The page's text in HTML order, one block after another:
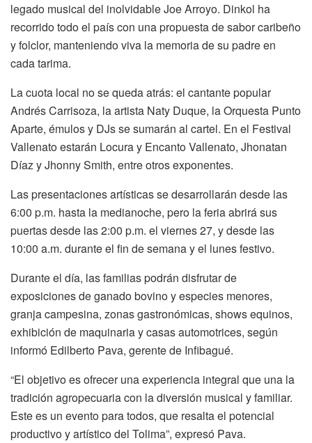
legado musical del inolvidable Joe Arroyo. Dinkol ha
recorrido todo el país con una propuesta de sabor caribeño
y folclor, manteniendo viva la memoria de su padre en
cada tarima.
La cuota local no se queda atrás: el cantante popular
Andrés Carrisoza, la artista Naty Duque, la Orquesta Punto
Aparte, émulos y DJs se sumarán al cartel. En el Festival
Vallenato estarán Locura y Encanto Vallenato, Jhonatan
Díaz y Jhonny Smith, entre otros exponentes.
Las presentaciones artísticas se desarrollarán desde las
6:00 p.m. hasta la medianoche, pero la feria abrirá sus
puertas desde las 2:00 p.m. el viernes 27, y desde las
10:00 a.m. durante el fin de semana y el lunes festivo.
Durante el día, las familias podrán disfrutar de
exposiciones de ganado bovino y especies menores,
granja campesina, zonas gastronómicas, shows equinos,
exhibición de maquinaria y casas automotrices, según
informó Edilberto Pava, gerente de Infibagué.
“El objetivo es ofrecer una experiencia integral que una la
tradición agropecuaria con la diversión musical y familiar.
Este es un evento para todos, que resalta el potencial
productivo y artístico del Tolima”, expresó Pava.